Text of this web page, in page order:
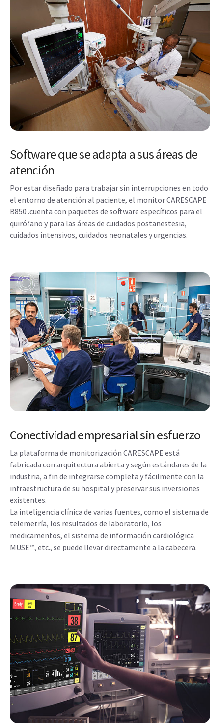
Software que se adapta a sus áreas de
atención
Por estar diseñado para trabajar sin interrupciones en todo
el entorno de atención al paciente, el monitor CARESCAPE
B850 .cuenta con paquetes de software específicos para el
quirófano y para las áreas de cuidados postanestesia,
cuidados intensivos, cuidados neonatales y urgencias.
Conectividad empresarial sin esfuerzo
La plataforma de monitorización CARESCAPE está
fabricada con arquitectura abierta y según estándares de la
industria, a fin de integrarse completa y fácilmente con la
infraestructura de su hospital y preservar sus inversiones
existentes.
La inteligencia clínica de varias fuentes, como el sistema de
telemetría, los resultados de laboratorio, los
medicamentos, el sistema de información cardiológica
MUSE™, etc., se puede llevar directamente a la cabecera.